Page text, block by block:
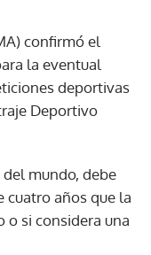
confirmó el
la eventual
deportivas
Deportivo
mundo, debe
cuatro años que la
o si considera una